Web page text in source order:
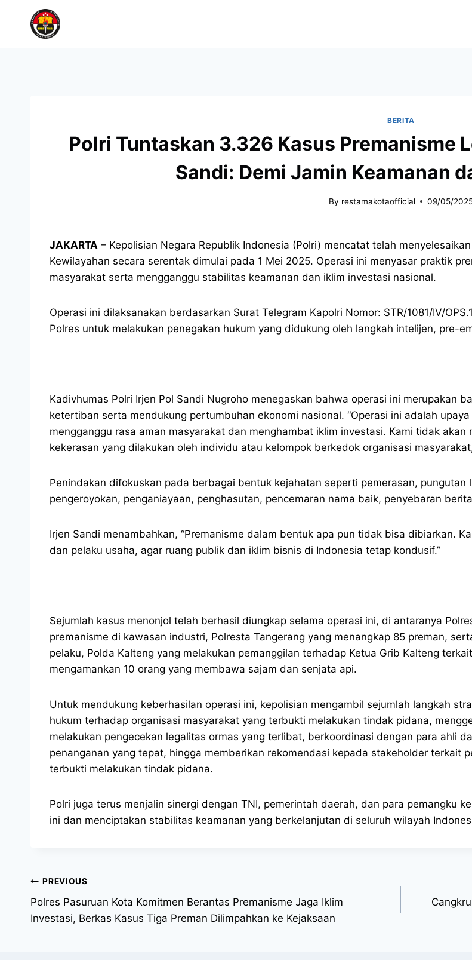
BERITA
Polri Tuntaskan 3.326 Kasus Premanisme
Sandi: Demi Jamin Keamanan
By restamakotaofficial 09/05/
JAKARTA – Kepolisian Negara Republik Indonesia (Polri) mencatat telah
Kewilayahan secara serentak dimulai pada 1 Mei 2025. Operasi ini menyasar praktik
masyarakat serta mengganggu stabilitas keamanan dan iklim investasi nasional.
Operasi ini dilaksanakan berdasarkan Surat Telegram Kapolri Nomor: STR/1081/IV/
Polres untuk melakukan penegakan hukum yang didukung oleh langkah intelijen, pre-
Kadivhumas Polri Irjen Pol Sandi Nugroho menegaskan bahwa operasi ini merupakan
ketertiban serta mendukung pertumbuhan ekonomi nasional. “Operasi ini adalah
mengganggu rasa aman masyarakat dan menghambat iklim investasi. Kami tidak
kekerasan yang dilakukan oleh individu atau kelompok berkedok organisasi
Penindakan difokuskan pada berbagai bentuk kejahatan seperti pemerasan, pungutan
pengeroyokan, penganiayaan, penghasutan, pencemaran nama baik, penyebaran
Irjen Sandi menambahkan, “Premanisme dalam bentuk apa pun tidak bisa dibiarkan.
dan pelaku usaha, agar ruang publik dan iklim bisnis di Indonesia tetap kondusif.”
Sejumlah kasus menonjol telah berhasil diungkap selama operasi ini, di antaranya
premanisme di kawasan industri, Polresta Tangerang yang menangkap 85 preman,
pelaku, Polda Kalteng yang melakukan pemanggilan terhadap Ketua Grib Kalteng
mengamankan 10 orang yang membawa sajam dan senjata api.
Untuk mendukung keberhasilan operasi ini, kepolisian mengambil sejumlah langkah
hukum terhadap organisasi masyarakat yang terbukti melakukan tindak pidana,
melakukan pengecekan legalitas ormas yang terlibat, berkoordinasi dengan para ahli
penanganan yang tepat, hingga memberikan rekomendasi kepada stakeholder terkait
terbukti melakukan tindak pidana.
Polri juga terus menjalin sinergi dengan TNI, pemerintah daerah, dan para pemangku
ini dan menciptakan stabilitas keamanan yang berkelanjutan di seluruh wilayah
PREVIOUS
Polres Pasuruan Kota Komitmen Berantas Premanisme Jaga Iklim
Investasi, Berkas Kasus Tiga Preman Dilimpahkan ke Kejaksaan